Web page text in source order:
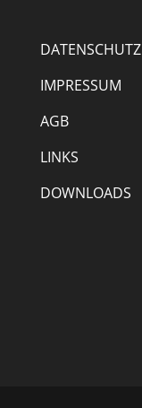
DATENSCHUTZ
IMPRESSUM
AGB
LINKS
DOWNLOADS